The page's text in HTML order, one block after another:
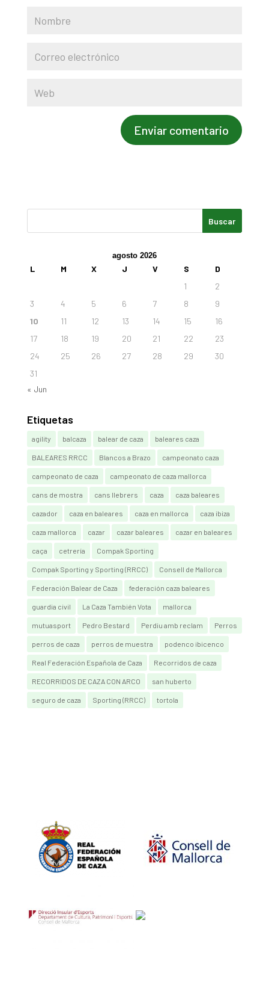
agosto 2026
L M X J V S
D
1
2
3
4 5 6 7 8
9
10
11 12 13 14 15
16
17
18 19 20 21 22
23
24
25 26 27 28 29
30
31
« Jun
Etiquetas
agility balcaza balear de caza baleares caza
BALEARES RRCC Blancos a Brazo campeonato caza
campeonato de caza campeonato de caza mallorca
cans de mostra cans llebrers caza caza baleares
cazador caza en baleares caza en mallorca caza ibiza
caza mallorca cazar cazar baleares cazar en baleares
caça cetrería Compak Sporting
Compak Sporting y Sporting (RRCC) Consell de Mallorca
Federación Balear de Caza federación caza baleares
guardia civil La Caza También Vota mallorca
mutuasport Pedro Bestard Perdiu amb reclam Perros
perros de caza perros de muestra podenco ibicenco
Real Federación Española de Caza Recorridos de caza
RECORRIDOS DE CAZA CON ARCO san huberto
seguro de caza Sporting (RRCC) tortola